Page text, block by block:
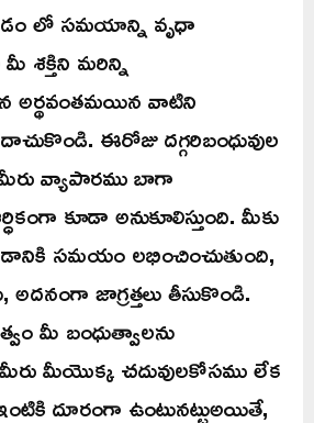
లో సమయాన్ని వృధా
శక్తిని మరిన్ని
వాటిని
ఈరోజు దగ్గరిబంధువుల
వ్యాపారము బాగా
కూడా అనుకూలిస్తుంది. మీకు
సమయం లభించించుతుంది,
అదనంగా జాగ్రత్తలు తీసుకొండి.
మీ బంధుత్వాలను
మీరు మీయొక్క చదువులకోసము లేక
దూరంగా ఉంటునట్టుఅయితే,